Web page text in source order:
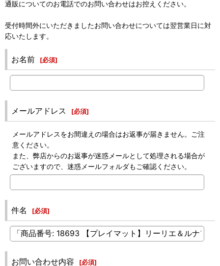
通販についてのお電話でのお問い合わせはお控えください。
受付時間外にいただきましたお問い合わせについては翌営業日に対
応いたします。
お名前 [必須]
メールアドレス [必須]
メールアドレスをお間違えの場合はお返事が届きません。ご注
意ください。
また、弊店からのお返事が迷惑メールとして処理される場合が
ございますので、迷惑メールフォルダもご確認ください。
件名 [必須]
お問い合わせ内容 [必須]